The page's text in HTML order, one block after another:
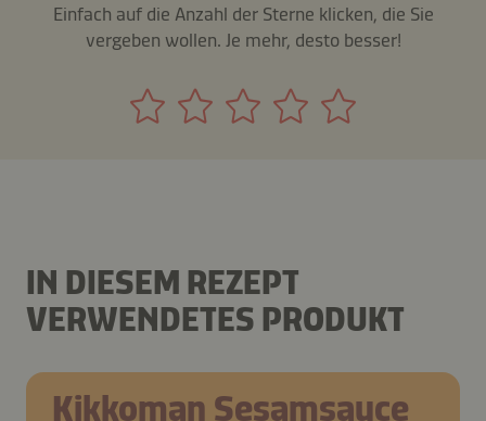
Einfach auf die Anzahl der Sterne klicken, die Sie
vergeben wollen. Je mehr, desto besser!
IN DIESEM REZEPT
VERWENDETES PRODUKT
Kikkoman Sesamsauce